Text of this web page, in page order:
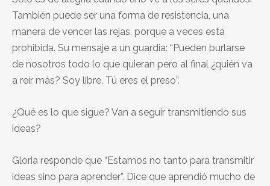
También puede ser una forma de resistencia, una
manera de vencer las rejas, porque a veces está
prohibida. Su mensaje a un guardia: “Pueden burlarse
de nosotros todo lo que quieran pero al final ¿quién va
a reír más? Soy libre. Tú eres el preso”.
¿Qué es lo que sigue? Van a seguir transmitiendo sus
ideas?
Gloria responde que “Estamos no tanto para transmitir
ideas sino para aprender”. Dice que aprendió mucho de